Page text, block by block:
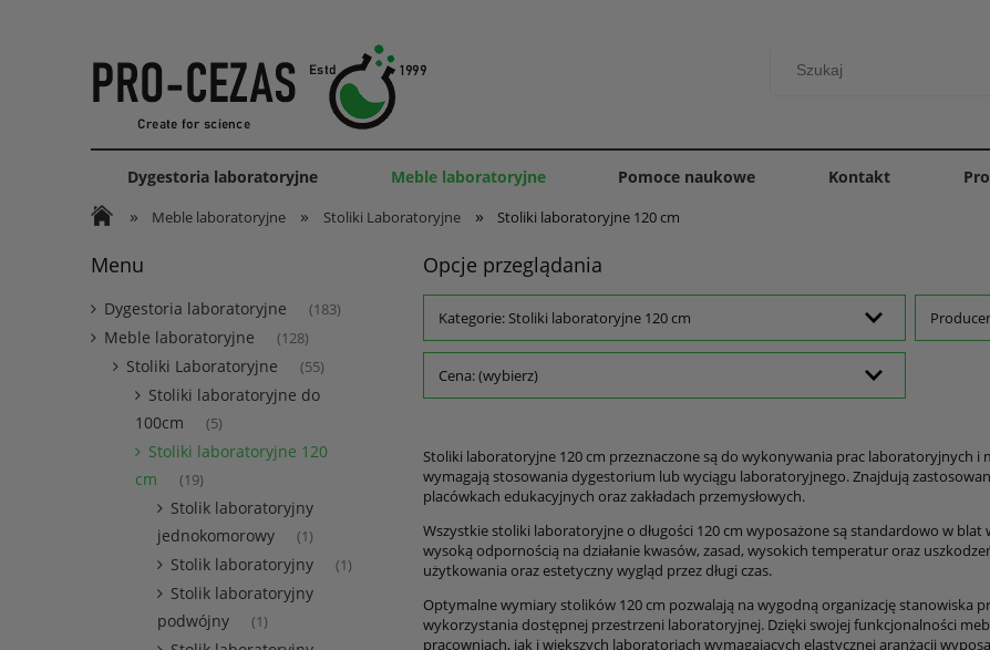
Dygestoria laboratoryjne Meble laboratoryjne Pomoce naukowe Kontakt
» Meble laboratoryjne » Stoliki Laboratoryjne » Stoliki laboratoryjne 120 cm
Menu
Dygestoria laboratoryjne (183)
Meble laboratoryjne (128)
Stoliki Laboratoryjne (55)
Stoliki laboratoryjne do
100cm
(5)
Stoliki laboratoryjne 120
cm
(19)
Stolik laboratoryjny
jednokomorowy
(1)
Stolik laboratoryjny (1)
Stolik laboratoryjny
podwójny
(1)
Opcje przeglądania
Kategorie: Stoliki laboratoryjne 120 cm
Cena: (wybierz)
Stoliki laboratoryjne 120 cm przeznaczone są do wykonywania prac laboratoryjnych
wymagają stosowania dygestorium lub wyciągu laboratoryjnego. Znajdują
placówkach edukacyjnych oraz zakładach przemysłowych.
Wszystkie stoliki laboratoryjne o długości 120 cm wyposażone są standardowo w
wysoką odpornością na działanie kwasów, zasad, wysokich temperatur oraz
użytkowania oraz estetyczny wygląd przez długi czas.
Optymalne wymiary stolików 120 cm pozwalają na wygodną organizację stanowiska
wykorzystania dostępnej przestrzeni laboratoryjnej. Dzięki swojej funkcjonalności
pracowniach, jak i większych laboratoriach wymagających elastycznej aranżacji